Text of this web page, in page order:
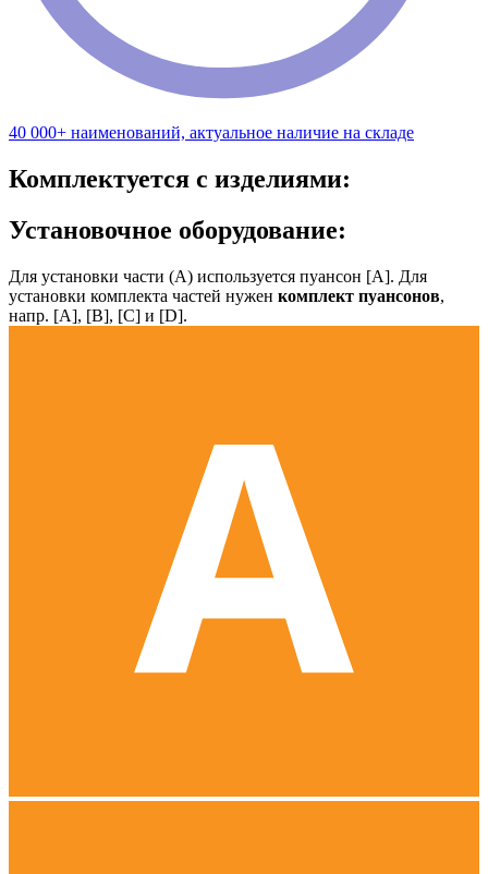
40 000+ наименований, актуальное наличие на складе
Комплектуется с изделиями:
Установочное оборудование:
Для установки части (А) используется пуансон [А]. Для
установки комплекта частей нужен комплект пуансонов,
напр. [А], [B], [С] и [D].